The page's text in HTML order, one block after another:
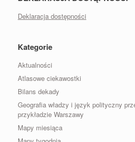
Deklaracja dostępności
Kategorie
Aktualności
Atlasowe ciekawostki
Bilans dekady
Geografia władzy i język polityczny
przykładzie Warszawy
Mapy miesiąca